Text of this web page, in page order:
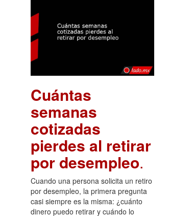
Cuántas
semanas
cotizadas
pierdes al retirar
por desempleo.
Cuando una persona solicita un retiro
por desempleo, la primera pregunta
casi siempre es la misma: ¿cuánto
dinero puedo retirar y cuándo lo